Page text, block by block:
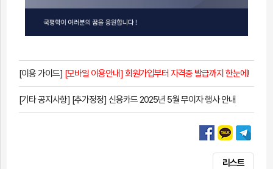
[이용 가이드] [모바일 이용안내] 회원가입부터 자격증 발급까지 한눈에!
[기타 공지사항] [추가정정] 신용카드 2025년 5월 무이자 행사 안내
리스트